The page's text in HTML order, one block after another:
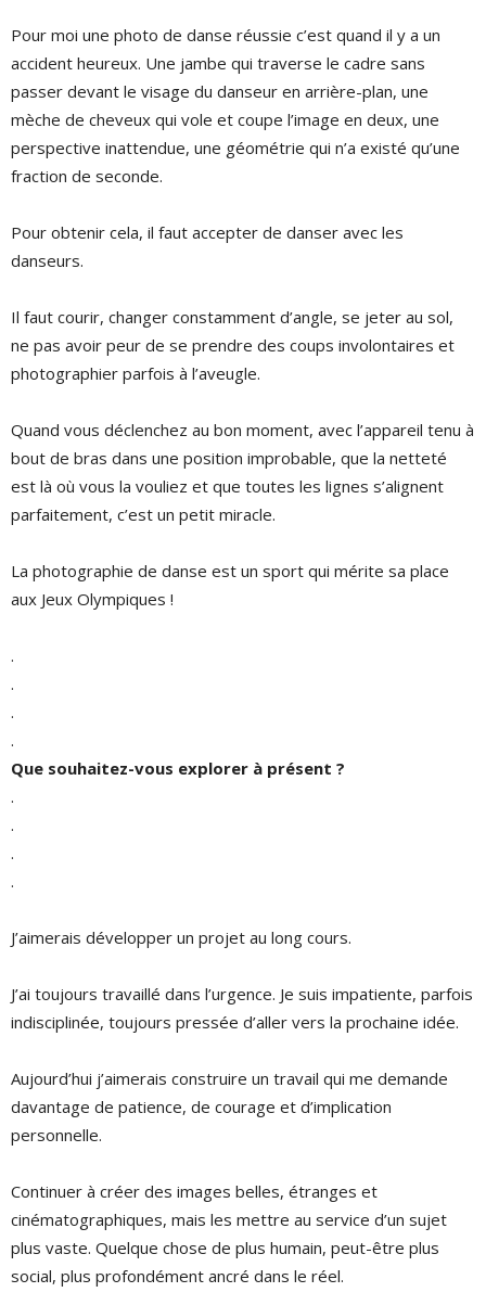
Pour moi une photo de danse réussie c’est quand il y a un
accident heureux. Une jambe qui traverse le cadre sans
passer devant le visage du danseur en arrière-plan, une
mèche de cheveux qui vole et coupe l’image en deux, une
perspective inattendue, une géométrie qui n’a existé qu’une
fraction de seconde.
Pour obtenir cela, il faut accepter de danser avec les
danseurs.
Il faut courir, changer constamment d’angle, se jeter au sol,
ne pas avoir peur de se prendre des coups involontaires et
photographier parfois à l’aveugle.
Quand vous déclenchez au bon moment, avec l’appareil tenu à
bout de bras dans une position improbable, que la netteté
est là où vous la vouliez et que toutes les lignes s’alignent
parfaitement, c’est un petit miracle.
La photographie de danse est un sport qui mérite sa place
aux Jeux Olympiques !
.
.
.
.
Que souhaitez-vous explorer à présent ?
.
.
.
.
J’aimerais développer un projet au long cours.
J’ai toujours travaillé dans l’urgence. Je suis impatiente, parfois
indisciplinée, toujours pressée d’aller vers la prochaine idée.
Aujourd’hui j’aimerais construire un travail qui me demande
davantage de patience, de courage et d’implication
personnelle.
Continuer à créer des images belles, étranges et
cinématographiques, mais les mettre au service d’un sujet
plus vaste. Quelque chose de plus humain, peut-être plus
social, plus profondément ancré dans le réel.